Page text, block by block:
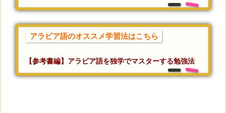
アラビア語のオススメ学習法はこちら
【参考書編】アラビア語を独学でマスターする勉強法